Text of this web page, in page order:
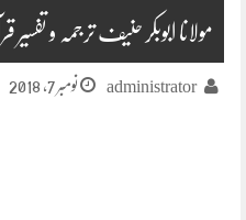
مولانا ابوبکر حنیف ترجمہ و تفسیر قرآن
administrator نومبر 7, 2018